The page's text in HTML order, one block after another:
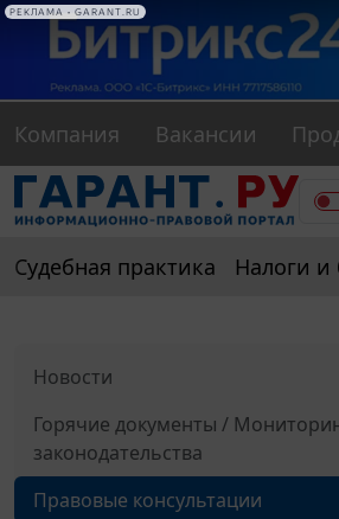
Компания Вакансии
Судебная практика Налоги и
Новости
Горячие документы /
законодательства
Правовые консультации
РЕКЛАМА • GARANT.RU